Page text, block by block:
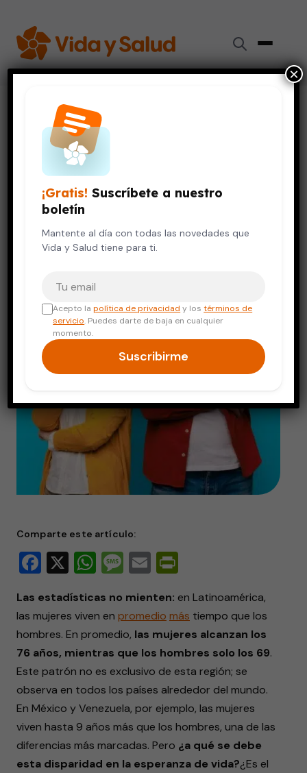
Salud de la Mujer
¿Por qué las mujeres viven más que los hombres?
SALUD DE LA MUJER
¿Por qué las mujeres viven más
que los hombres?
20 de septiembre, 2024 7 min de lectura
Comparte este artículo:
Facebook
X WhatsApp
Message
Email
Las estadísticas no mienten: en Latinoamérica,
las mujeres viven en promedio más tiempo que los
hombres. En promedio, las mujeres alcanzan los
76 años, mientras que los hombres solo los 69.
Este patrón no es exclusivo de esta región; se
observa en todos los países alrededor del mundo.
En México y Venezuela, por ejemplo, las mujeres
viven hasta 9 años más que los hombres, una de las
diferencias más marcadas. Pero ¿a qué se debe
esta disparidad en la esperanza de vida?¿Es el
¡Gratis! Suscríbete a nuestro
boletín
Mantente al día con todas las novedades que
Vida y Salud tiene para ti.
Acepto lapolítica de privacidad y lostérminos de
servicio. Puedes darte de baja en cualquier
momento.
Suscribirme
×